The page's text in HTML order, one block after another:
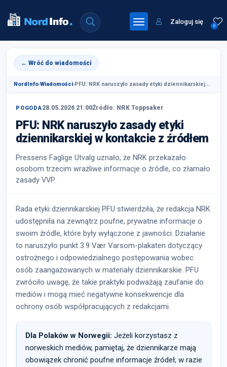
0
Zaloguj się
← Wróć do wiadomości
NordInfo›Wiadomości›PFU: NRK naruszyło zasady etyki dziennikarskiej...
POGODA28.05.2026 21:00Źródło: NRK Toppsaker
PFU: NRK naruszyło zasady etyki
dziennikarskiej w kontakcie z źródłem
Pressens Faglige Utvalg uznało, że NRK przekazało
osobom trzecim wrażliwe informacje o źródle, co złamało
zasady VVP.
Rada etyki dziennikarskiej PFU stwierdziła, że redakcja NRK
udostępniła na zewnątrz poufne, prywatne informacje o
swoim źródle, które były wyłączone z jawności. Działanie
to naruszyło punkt 3.9 Vær Varsom-plakaten dotyczący
ostrożnego i odpowiedzialnego postępowania wobec
osób zaangażowanych w materiały dziennikarskie. PFU
zwróciło uwagę, że takie praktyki podważają zaufanie do
mediów i mogą mieć negatywne konsekwencje dla
ochrony osób współpracujących z redakcjami.
Dla Polaków w Norwegii: Jeżeli korzystasz z
norweskich mediów, pamiętaj, że dziennikarze mają
obowiązek chronić poufne informacje źródeł; w razie